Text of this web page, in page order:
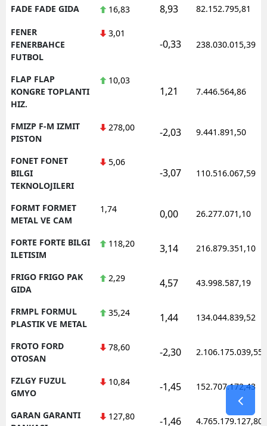
FADE FADE GIDA 16,83 8,93 82.152.795,81
FENER
FENERBAHCE
FUTBOL
3,01
-0,33 238.030.015,39
FLAP FLAP
KONGRE TOPLANTI
HIZ.
10,03
1,21 7.446.564,86
FMIZP F-M IZMIT
PISTON
278,00 -2,03 9.441.891,50
FONET FONET
BILGI
TEKNOLOJILERI
5,06
-3,07 110.516.067,59
FORMT FORMET
METAL VE CAM
1,74 0,00 26.277.071,10
FORTE FORTE BILGI
ILETISIM
118,20 3,14 216.879.351,10
FRIGO FRIGO PAK
GIDA
2,29 4,57 43.998.587,19
FRMPL FORMUL
PLASTIK VE METAL
35,24 1,44 134.044.839,52
FROTO FORD
OTOSAN
78,60 -2,30 2.106.175.039,55
FZLGY FUZUL
GMYO
10,84 -1,45 152.707.172,43
GARAN GARANTI
127,80 -1,46 4.765.179.127,80